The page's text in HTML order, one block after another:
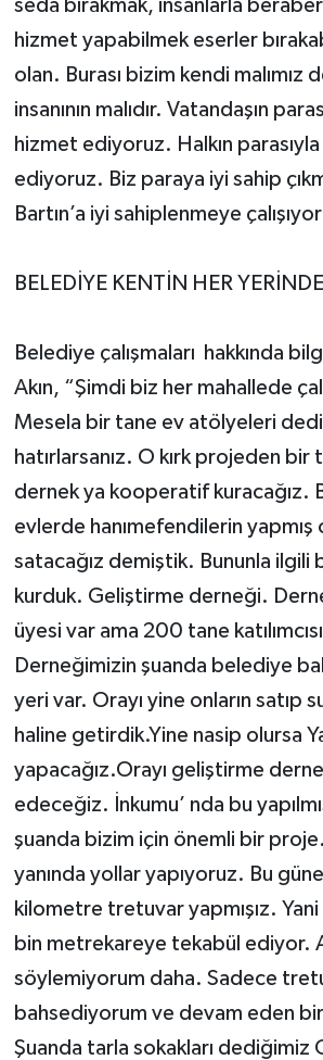
seda bırakmak, insanlarla
hizmet yapabilmek eserler
olan. Burası bizim kendi malımız
insanının malıdır. Vatandaşın
hizmet ediyoruz. Halkın
ediyoruz. Biz paraya iyi sahip
Bartın’a iyi sahiplenmeye
BELEDİYE KENTİN HER YERİNDE
Belediye çalışmaları hakkında
Akın, “Şimdi biz her mahallede
Mesela bir tane ev atölyeleri
hatırlarsanız. O kırk projeden bir
dernek ya kooperatif kuracağız.
evlerde hanımefendilerin yapmış
satacağız demiştik. Bununla ilgili
kurduk. Geliştirme derneği.
üyesi var ama 200 tane
Derneğimizin şuanda belediye
yeri var. Orayı yine onların satıp
haline getirdik.Yine nasip olursa
yapacağız.Orayı geliştirme
edeceğiz. İnkumu’ nda bu
şuanda bizim için önemli bir
yanında yollar yapıyoruz. Bu
kilometre tretuvar yapmışız. Yani
bin metrekareye tekabül ediyor.
söylemiyorum daha. Sadece
bahsediyorum ve devam eden
Şuanda tarla sokakları dediğimiz